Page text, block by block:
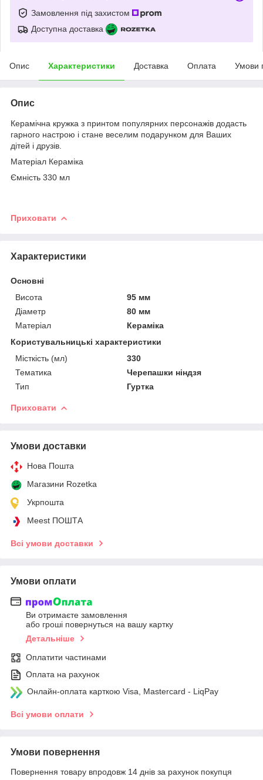
Замовлення під захистом
Доступна доставка
Опис Характеристики Доставка Оплата Умови
Опис
Керамічна кружка з принтом популярних персонажів додасть
гарного настрою і стане веселим подарунком для Ваших
дітей і друзів.
Матеріал Кераміка
Ємність 330 мл
Приховати
Характеристики
Основні
Висота
95 мм
Діаметр
80 мм
Матеріал
Кераміка
Користувальницькі характеристики
Місткість (мл)
330
Тематика
Черепашки ніндзя
Тип
Гуртка
Приховати
Умови доставки
Нова Пошта
Магазини Rozetka
Укрпошта
Meest ПОШТА
Всі умови доставки
Умови оплати
Ви отримаєте замовлення
або гроші повернуться на вашу картку
Детальніше
Оплатити частинами
Оплата на рахунок
Онлайн-оплата карткою Visa, Mastercard - LiqPay
Всі умови оплати
Умови повернення
Повернення товару впродовж 14 днів за рахунок покупця